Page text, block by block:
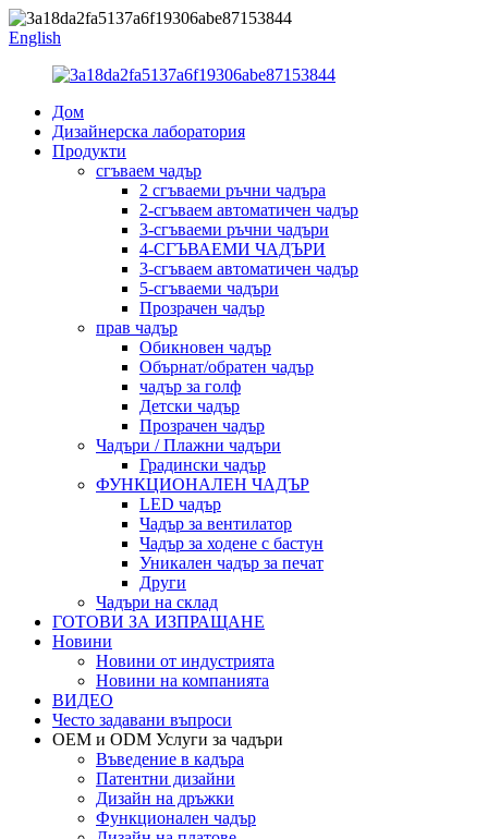
English
Дом
Дизайнерска лаборатория
Продукти
сгъваем чадър
2 сгъваеми ръчни чадъра
2-сгъваем автоматичен чадър
3-сгъваеми ръчни чадъри
4-СГЪВАЕМИ ЧАДЪРИ
3-сгъваем автоматичен чадър
5-сгъваеми чадъри
Прозрачен чадър
прав чадър
Обикновен чадър
Обърнат/обратен чадър
чадър за голф
Детски чадър
Прозрачен чадър
Чадъри / Плажни чадъри
Градински чадър
ФУНКЦИОНАЛЕН ЧАДЪР
LED чадър
Чадър за вентилатор
Чадър за ходене с бастун
Уникален чадър за печат
Други
Чадъри на склад
ГОТОВИ ЗА ИЗПРАЩАНЕ
Новини
Новини от индустрията
Новини на компанията
ВИДЕО
Често задавани въпроси
OEM и ODM Услуги за чадъри
Въведение в кадъра
Патентни дизайни
Дизайн на дръжки
Функционален чадър